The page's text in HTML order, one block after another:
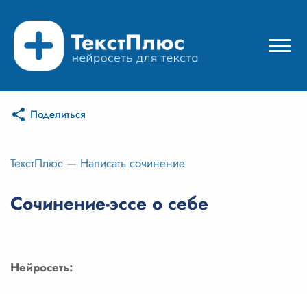
Режимы нейросети
Цены
Вход
Поделиться
ТекстПлюс — Написать сочинение
Сочинение-эссе о себе
Нейросеть: